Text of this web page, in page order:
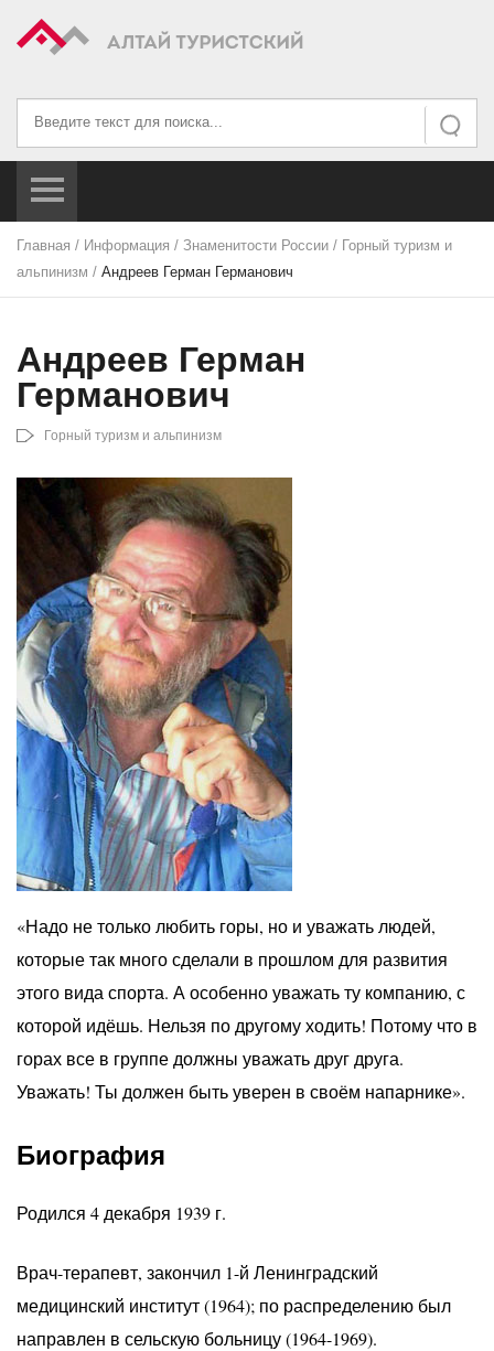
Искать
Искать...
Главная / Информация / Знаменитости России / Горный туризм и
альпинизм / Андреев Герман Германович
Андреев Герман
Германович
Горный туризм и альпинизм
«Надо не только любить горы, но и уважать людей,
которые так много сделали в прошлом для развития
этого вида спорта. А особенно уважать ту компанию, с
которой идёшь. Нельзя по другому ходить! Потому что в
горах все в группе должны уважать друг друга.
Уважать! Ты должен быть уверен в своём напарнике».
Биография
Родился 4 декабря 1939 г.
Врач-терапевт, закончил 1-й Ленинградский
медицинский институт (1964); по распределению был
направлен в сельскую больницу (1964-1969).